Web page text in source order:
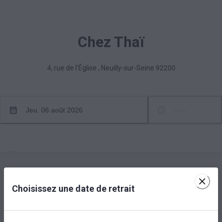
Chez Thaï
4, rue de l'Église , Neuilly-sur-Seine 92200
Jeu. 06 août 2026
Choisissez une date de retrait